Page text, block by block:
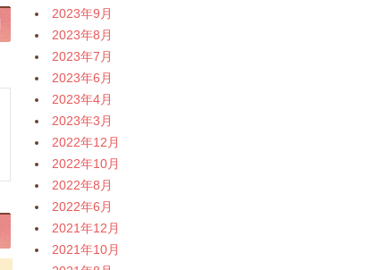
2023年9月
2023年8月
2023年7月
2023年6月
2023年4月
2023年3月
2022年12月
2022年10月
2022年8月
2022年6月
2021年12月
2021年10月